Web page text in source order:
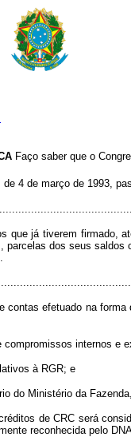
Faço saber que o
de 4 de março de 1993,
que já tiverem firmado,
parcelas dos seus saldos
contas efetuado na
compromissos internos e
à RGR; e
do Ministério da
de CRC será
reconhecida pelo